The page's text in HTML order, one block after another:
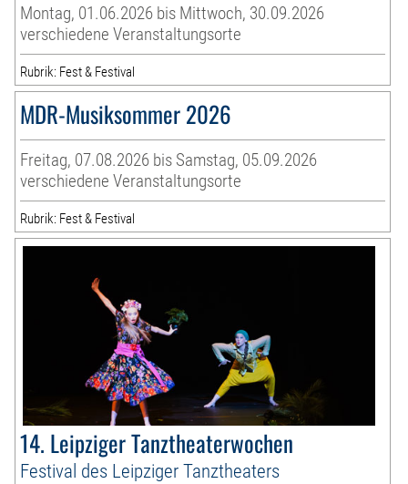
Montag, 01.06.2026 bis Mittwoch, 30.09.2026
verschiedene Veranstaltungsorte
Rubrik: Fest & Festival
MDR-Musiksommer 2026
Freitag, 07.08.2026 bis Samstag, 05.09.2026
verschiedene Veranstaltungsorte
Rubrik: Fest & Festival
14. Leipziger Tanztheaterwochen
Festival des Leipziger Tanztheaters